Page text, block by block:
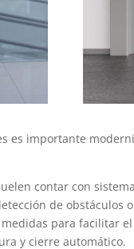
es importante
contar con
de obstáculos
para facilitar
y cierre automático.